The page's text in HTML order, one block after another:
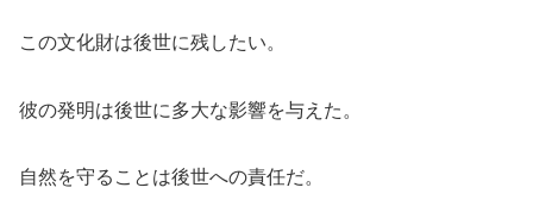
この文化財は後世に残したい。
彼の発明は後世に多大な影響を与えた。
自然を守ることは後世への責任だ。